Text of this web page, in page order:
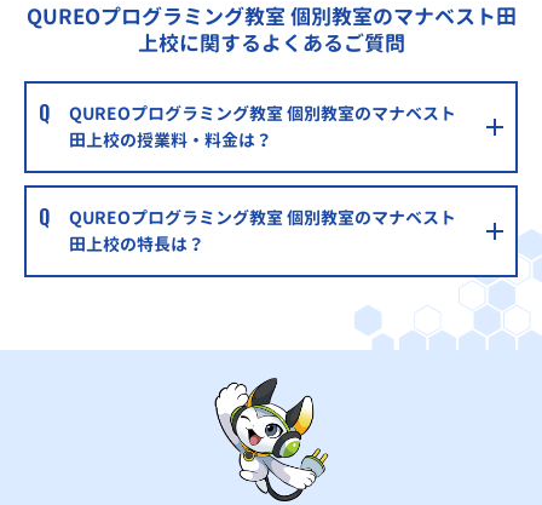
QUREOプログラミング教室 個別教室のマナベスト田
上校に関するよくあるご質問
QUREOプログラミング教室 個別教室のマナベスト
田上校の授業料・料金は？
QUREOプログラミング教室 個別教室のマナベスト
田上校の特長は？